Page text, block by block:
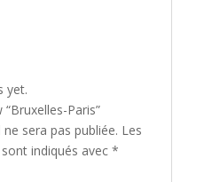
yet.
Paris”
sera pas publiée. Les
indiqués avec *